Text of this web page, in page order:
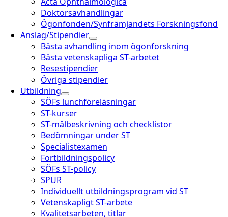
Doktorsavhandlingar
Ögonfonden/Synfrämjandets Forskningsfond
Anslag/Stipendier
Bästa avhandling inom ögonforskning
Bästa vetenskapliga ST-arbetet
Resestipendier
Övriga stipendier
Utbildning
SÖFs lunchföreläsningar
ST-kurser
ST-målbeskrivning och checklistor
Bedömningar under ST
Specialistexamen
Fortbildningspolicy
SÖFs ST-policy
SPUR
Individuellt utbildningsprogram vid ST
Vetenskapligt ST-arbete
Kvalitetsarbeten, titlar